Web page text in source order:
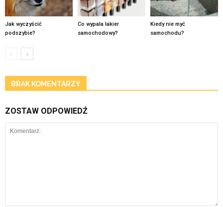
Jak wyczyścić
podszybie?
Co wypala lakier
samochodowy?
Kiedy nie myć
samochodu?
BRAK KOMENTARZY
ZOSTAW ODPOWIEDŹ